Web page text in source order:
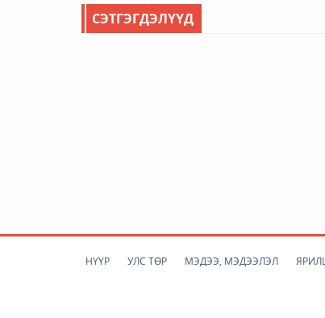
СЭТГЭГДЭЛҮҮД
НҮҮР УЛС ТӨР МЭДЭЭ, МЭДЭЭЛЭЛ